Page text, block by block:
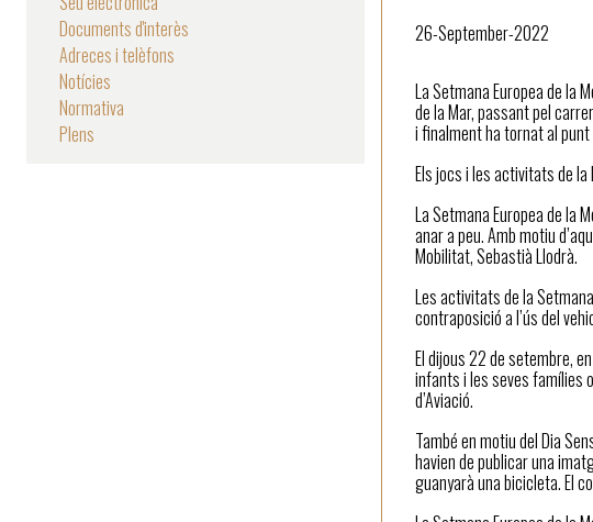
Documents d'interès
Adreces i telèfons
Notícies
Normativa
Plens
26-September-2022
La Setmana Europea de la
de la Mar, passant pel
i finalment ha tornat al
Els jocs i les activitats de
La Setmana Europea de la
anar a peu. Amb motiu
Mobilitat, Sebastià Llodrà.
Les activitats de la
contraposició a l’ús del
El dijous 22 de setembre,
infants i les seves famílies
d’Aviació.
També en motiu del Dia
havien de publicar una
guanyarà una bicicleta. El